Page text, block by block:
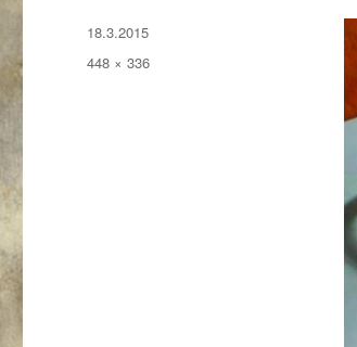
Publikováno:
18.3.2015
Původní
448 × 336